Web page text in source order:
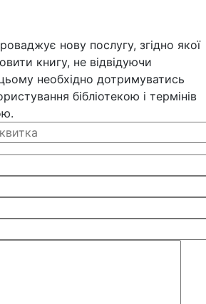
нову послугу, згідно якої
книгу, не відвідуючи
необхідно дотримуватись
бібліотекою і термінів